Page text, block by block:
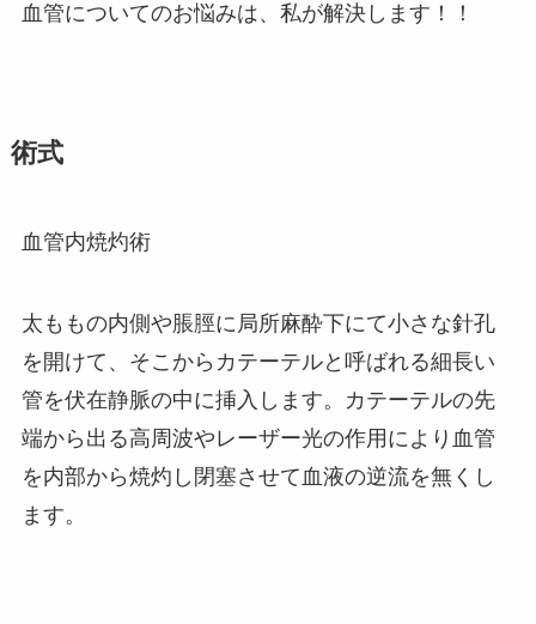
血管についてのお悩みは、私が解決します！！
術式
血管内焼灼術
太ももの内側や脹脛に局所麻酔下にて小さな針孔
を開けて、そこからカテーテルと呼ばれる細長い
管を伏在静脈の中に挿入します。カテーテルの先
端から出る高周波やレーザー光の作用により血管
を内部から焼灼し閉塞させて血液の逆流を無くし
ます。